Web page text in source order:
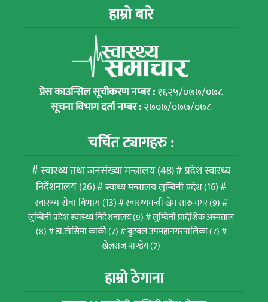
हाम्रो बारे
प्रेस काउन्सिल सूचीकरण नम्बर :१६२५/०७७/०७८
सूचना विभाग दर्ता नम्बर :२७०७/०७७/०७८
चर्चित ट्यागहरु :
स्वास्थ्य तथा जनसंख्या मन्त्रालय(48)
प्रदेश स्वास्थ्य
निर्देशनालय(26) स्वाथ्य मन्त्रालय लुम्बिनी प्रदेश(16)
स्वास्थ्य सेवा विभाग(13) स्वास्थ्यमन्त्री खेम सारु मगर(9)
लुम्बिनी प्रदेश स्वास्थ्य निर्देशनालय(9)
लुम्बिनी प्रादेशिक अस्पताल
(8)
डा.तोसिमा कार्की(7) बुटवल उपमहानगरपालिका(7)
खेलराज पाण्डेय(7)
हाम्रो ठेगाना